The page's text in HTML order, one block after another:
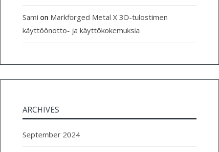
Sami on Markforged Metal X 3D-tulostimen
käyttöönotto- ja käyttökokemuksia
ARCHIVES
September 2024